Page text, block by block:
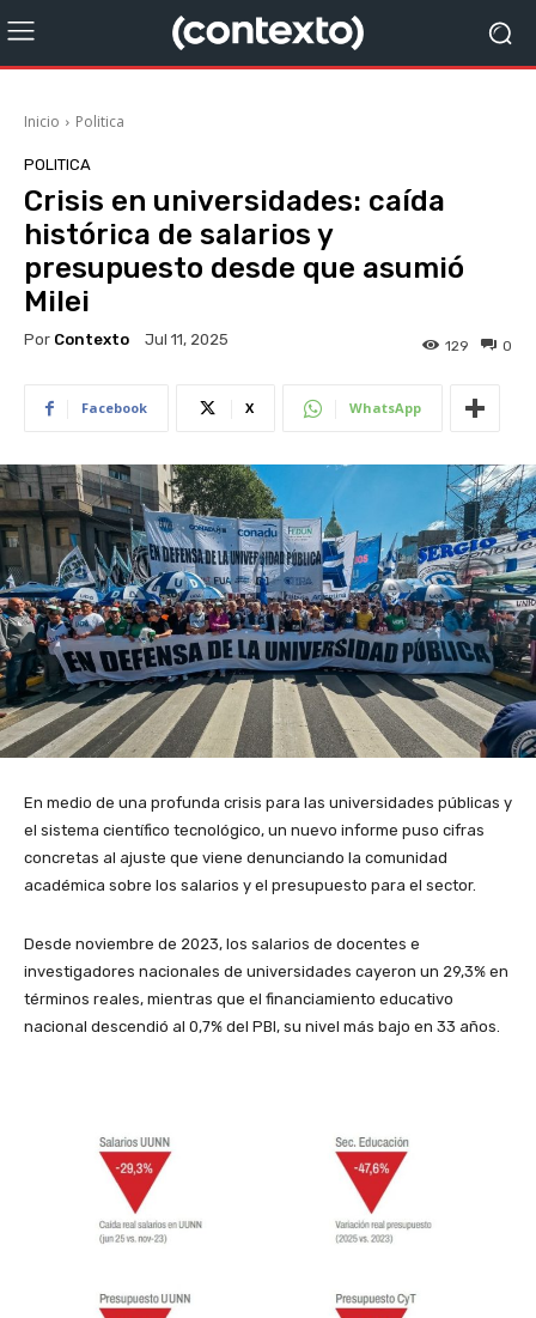
Inicio Politica
POLITICA
Crisis en universidades: caída
histórica de salarios y
presupuesto desde que asumió
Milei
Por Contexto Jul 11, 2025 0
129
Facebook X WhatsApp
En medio de una profunda crisis para las universidades públicas y
el sistema científico tecnológico, un nuevo informe puso cifras
concretas al ajuste que viene denunciando la comunidad
académica sobre los salarios y el presupuesto para el sector.
Desde noviembre de 2023, los salarios de docentes e
investigadores nacionales de universidades cayeron un 29,3% en
términos reales, mientras que el financiamiento educativo
nacional descendió al 0,7% del PBI, su nivel más bajo en 33 años.